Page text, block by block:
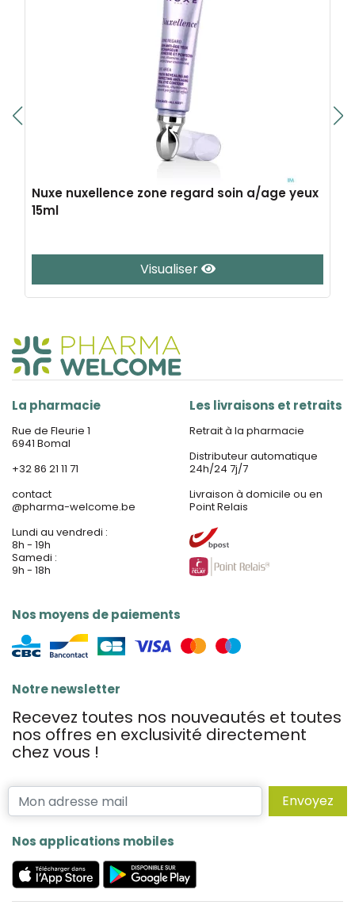
Nuxe nuxellence zone regard soin a/age yeux
15ml
Visualiser
La pharmacie
Rue de Fleurie 1
6941 Bomal
+32 86 21 11 71
contact
@pharma-welcome.be
Lundi au vendredi :
8h - 19h
Samedi :
9h - 18h
Nos moyens de paiements
Les livraisons et retraits
Retrait à la pharmacie
Distributeur automatique
24h/24 7j/7
Livraison à domicile ou en
Point Relais
Notre newsletter
Recevez toutes nos nouveautés et toutes
nos offres en exclusivité directement
chez vous !
Envoyez
Nos applications mobiles